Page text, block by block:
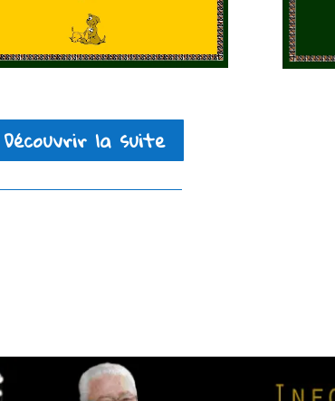
Découvrir la suite